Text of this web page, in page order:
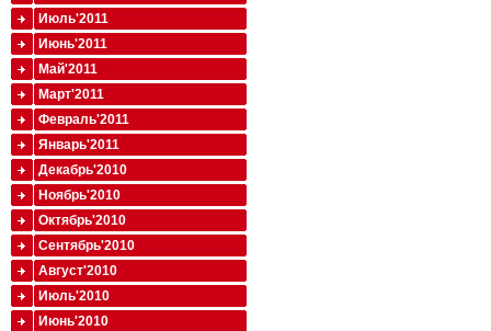
Июль'2011
Июнь'2011
Май'2011
Март'2011
Февраль'2011
Январь'2011
Декабрь'2010
Ноябрь'2010
Октябрь'2010
Сентябрь'2010
Август'2010
Июль'2010
Июнь'2010